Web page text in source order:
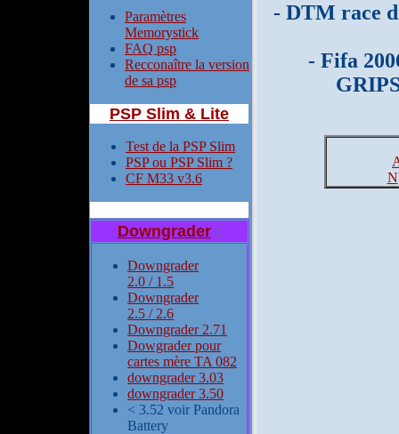
Paramètres
Memorystick
FAQ psp
Recconaître la version
de sa psp
PSP Slim & Lite
Test de la PSP Slim
PSP ou PSP Slim ?
CF M33 v3.6
Downgrader :
Downgrader
2.0 / 1.5
Downgrader
2.5 / 2.6
Downgrader 2.71
Dowgrader pour
cartes mère TA 082
downgrader 3.03
downgrader 3.50
< 3.52 voir Pandora
Battery
- DTM race
- Fifa
N